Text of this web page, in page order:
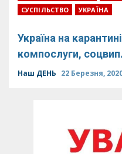
СУСПІЛЬСТВО
УКРАЇНА
Україна на
компослуги,
Наш ДЕНЬ 22 Березня,